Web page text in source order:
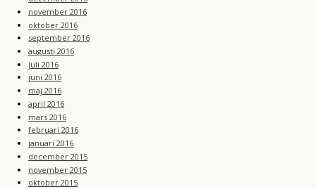
november 2016
oktober 2016
september 2016
augusti 2016
juli 2016
juni 2016
maj 2016
april 2016
mars 2016
februari 2016
januari 2016
december 2015
november 2015
oktober 2015